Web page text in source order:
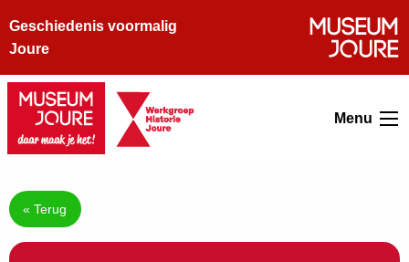
Geschiedenis voormalig
Joure
Menu
« Terug